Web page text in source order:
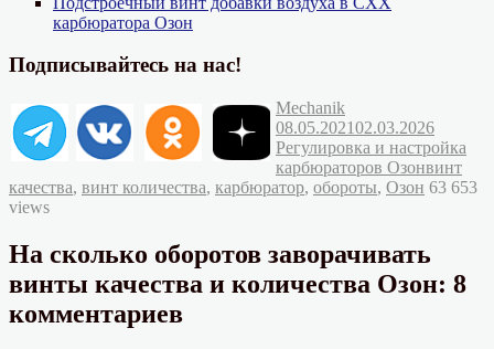
карбюратора Озон
Подписывайтесь на нас!
Автор
MechanikОпубликовано
08.05.202102.03.2026
Регулировка и настройка
карбюраторов ОзонМетки
винт
качества, винт количества, карбюратор, обороты, Озон 63 653
views
На сколько оборотов заворачивать
винты качества и количества Озон: 8
комментариев